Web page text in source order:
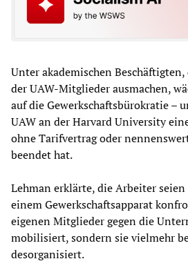
Unter akademischen
der UAW-Mitglieder ausmachen,
auf die Gewerkschaftsbürokratie –
UAW an der Harvard University
ohne Tarifvertrag oder
beendet hat.
Lehman erklärte, die Arbeiter
einem Gewerkschaftsapparat
eigenen Mitglieder gegen die
mobilisiert, sondern sie vielmehr
desorganisiert.